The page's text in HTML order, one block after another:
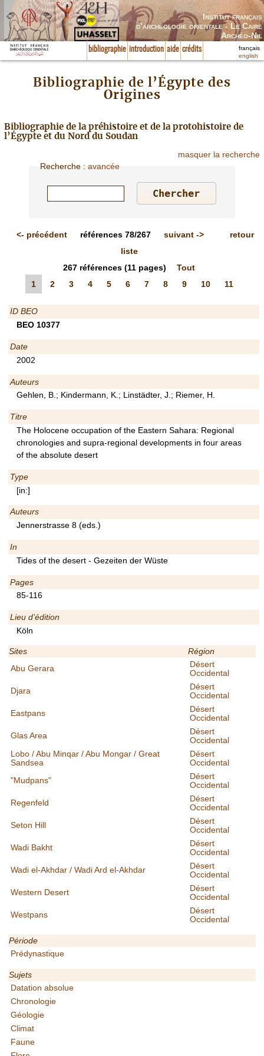
Institut français
d’archéologie orientale - Le Caire
Archéo-Nil
bibliographie introduction aide crédits
français
english
Bibliographie de l’Égypte des
Origines
Bibliographie de la préhistoire et de la protohistoire de
l’Égypte et du Nord du Soudan
masquer la recherche
Recherche :avancée
<- précédent références78/267 suivant->
retour
liste
267 références (11 pages)
Tout
1
2 3 4 5 6 7 8 9 10 11
ID BEO
BEO 10377
Date
2002
Auteurs
Gehlen, B.; Kindermann, K.; Linstädter, J.; Riemer, H.
Titre
The Holocene occupation of the Eastern Sahara: Regional
chronologies and supra-regional developments in four areas
of the absolute desert
Type
[in:]
Auteurs
Jennerstrasse 8 (eds.)
In
Tides of the desert - Gezeiten der Wüste
Pages
85-116
Lieu d’édition
Köln
Sites
Région
Abu Gerara
Désert
Occidental
Djara
Désert
Occidental
Eastpans
Désert
Occidental
Glas Area
Désert
Occidental
Lobo / Abu Minqar / Abu Mongar / Great
Sandsea
Désert
Occidental
"Mudpans"
Désert
Occidental
Regenfeld
Désert
Occidental
Seton Hill
Désert
Occidental
Wadi Bakht
Désert
Occidental
Wadi el-Akhdar / Wadi Ard el-Akhdar
Désert
Occidental
Western Desert
Désert
Occidental
Westpans
Désert
Occidental
Période
Prédynastique
Sujets
Datation absolue
Chronologie
Géologie
Climat
Faune